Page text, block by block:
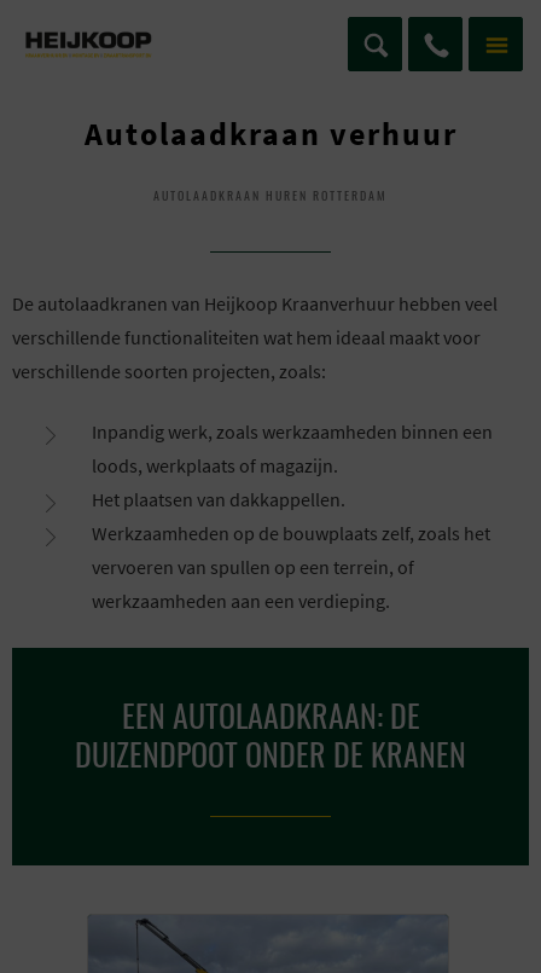
Autolaadkraan verhuur
AUTOLAADKRAAN HUREN ROTTERDAM
De autolaadkranen van Heijkoop Kraanverhuur hebben veel
verschillende functionaliteiten wat hem ideaal maakt voor
verschillende soorten projecten, zoals:
Inpandig werk, zoals werkzaamheden binnen een
loods, werkplaats of magazijn.
Het plaatsen van dakkappellen.
Werkzaamheden op de bouwplaats zelf, zoals het
vervoeren van spullen op een terrein, of
werkzaamheden aan een verdieping.
EEN AUTOLAADKRAAN: DE
DUIZENDPOOT ONDER DE KRANEN